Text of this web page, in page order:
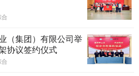
合
（集团）有限公司举
协议签约仪式
合